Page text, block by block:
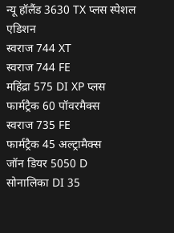
न्यू हॉलैंड 3630 TX प्लस स्पेशल
एडिशन
स्वराज 744 XT
स्वराज 744 FE
महिंद्रा 575 DI XP प्लस
फार्मट्रैक 60 पॉवरमैक्स
स्वराज 735 FE
फार्मट्रैक 45 अल्ट्रामैक्स
जॉन डियर 5050 D
सोनालिका DI 35